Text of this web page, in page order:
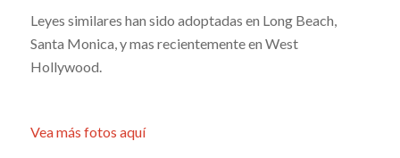
Leyes similares han sido adoptadas en Long Beach,
Santa Monica, y mas recientemente en West
Hollywood.
Vea más fotos aquí